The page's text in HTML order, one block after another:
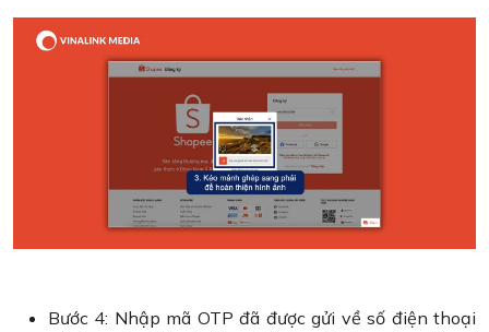
Bước 4: Nhập mã OTP đã được gửi về số điện thoại